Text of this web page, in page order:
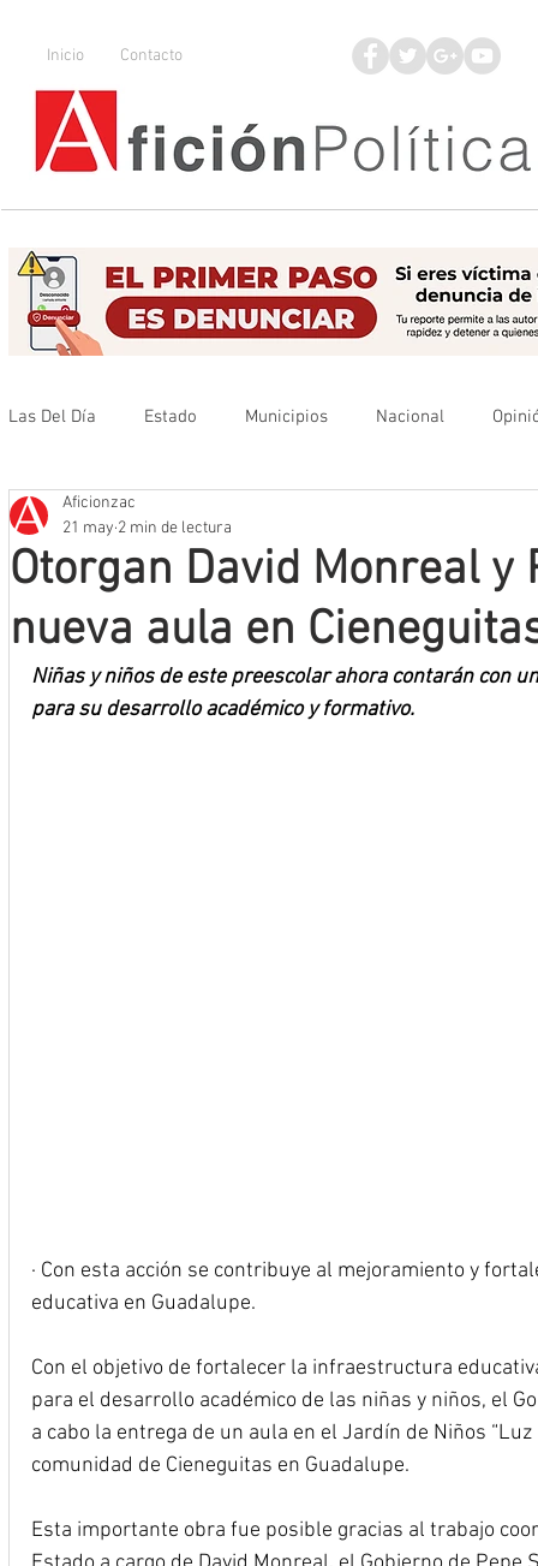
Inicio Contacto
Las Del Día Estado Municipios Nacional
Que no se olvide
Otorgan David Monreal y
nueva aula en
Aficionzac
21 may 2 min de lectura
Niñas y niños de este preescolar ahora contarán con
para su desarrollo académico y formativo.
· Con esta acción se contribuye al mejoramiento y
educativa en Guadalupe.
Con el objetivo de fortalecer la infraestructura
para el desarrollo académico de las niñas y niños, el
a cabo la entrega de un aula en el Jardín de Niños
comunidad de Cieneguitas en Guadalupe.
Esta importante obra fue posible gracias al trabajo